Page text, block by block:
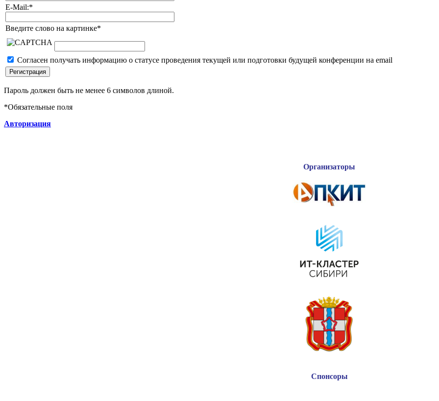
E-Mail:*
Введите слово на картинке*
Согласен получать информацию о статусе проведения текущей или подготовки будущей конференции на email
Пароль должен быть не менее 6 символов длиной.
*Обязательные поля
Авторизация
Организаторы
Спонсоры